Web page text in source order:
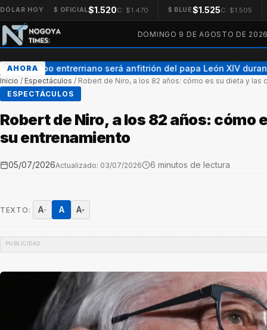
DÓLAR HOY $ OFICIAL$1.520C: $1.470 $ BLUE$1.525C: $1.505
DOMINGO 9 DE AGOSTO DE
AHORA
Un obispo entrerriano será anfitrión del papa León XIV
Inicio / Espectáculos / Robert de Niro, a los 82 años: cómo es su dieta y las
ESPECTÁCULOS
Robert de Niro, a los 82 años: cómo
su entrenamiento
05/07/2026Actualizado: 03/07/2026 6 minutos de lectura
TEXTO: A− A A+